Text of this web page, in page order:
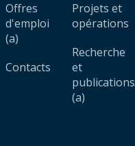
Offres
d'emploi
(a)
Contacts
Projets et
opérations
Recherche
et
publications
(a)